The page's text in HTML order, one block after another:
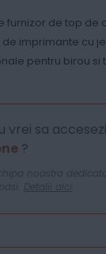
furnizor de top de
de imprimante cu
pentru birou si
vrei sa
?
noastra
Detalii aici